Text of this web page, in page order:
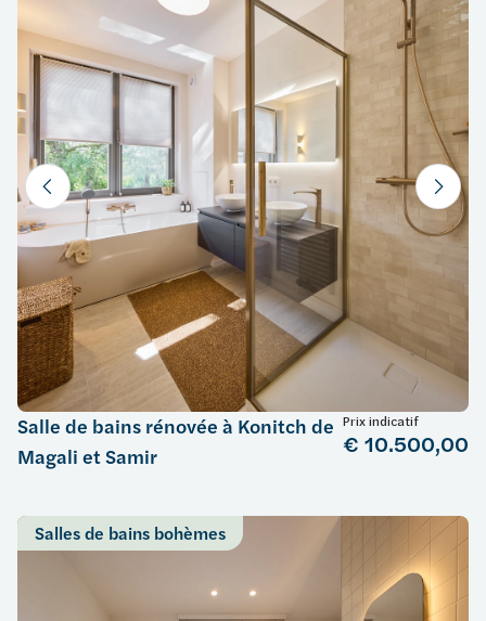
Salle de bains rénovée à Konitch de
Magali et Samir
Prix indicatif
€ 10.500,00
Salles de bains bohèmes